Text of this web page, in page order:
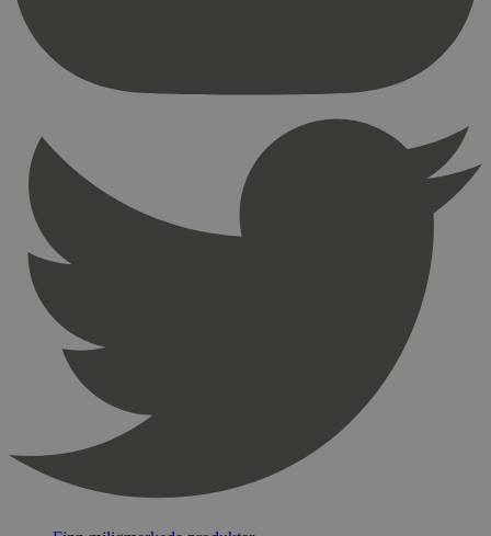
Provider/
_hjAbsoluteSessionInProgress
29
minutter
54
sekunder
minutter
sekunder
pageviewCount
.svanemerket.no
svanemerket.no
nelapi-last-visited-category